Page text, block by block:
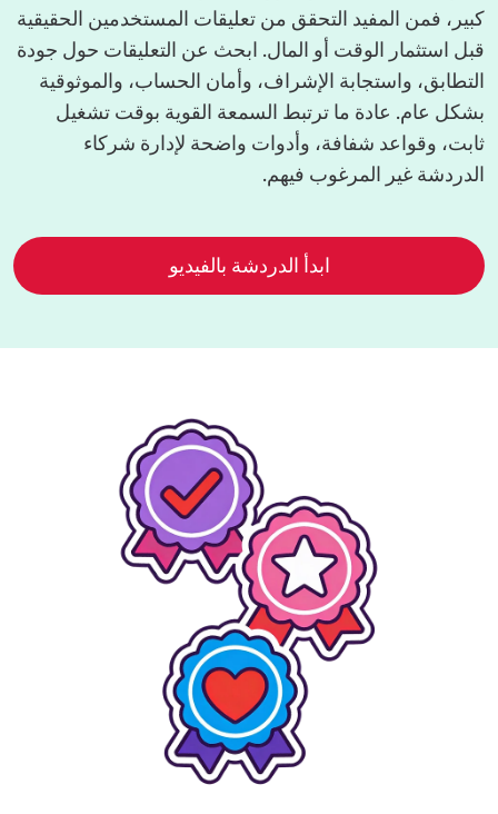
كبير، فمن المفيد التحقق من تعليقات المستخدمين الحقيقية
قبل استثمار الوقت أو المال. ابحث عن التعليقات حول جودة
التطابق، واستجابة الإشراف، وأمان الحساب، والموثوقية
بشكل عام. عادة ما ترتبط السمعة القوية بوقت تشغيل
ثابت، وقواعد شفافة، وأدوات واضحة لإدارة شركاء
الدردشة غير المرغوب فيهم.
ابدأ الدردشة بالفيديو